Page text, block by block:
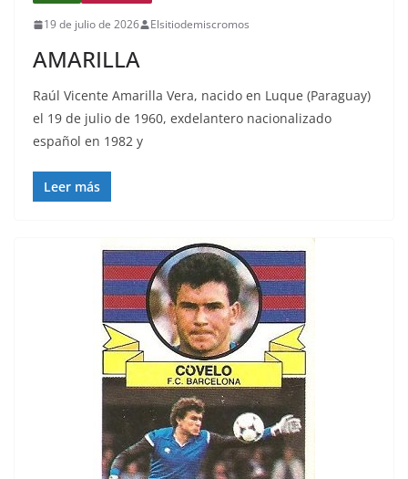
19 de julio de 2026 Elsitiodemiscromos
AMARILLA
Raúl Vicente Amarilla Vera, nacido en Luque (Paraguay)
el 19 de julio de 1960, exdelantero nacionalizado
español en 1982 y
Leer más